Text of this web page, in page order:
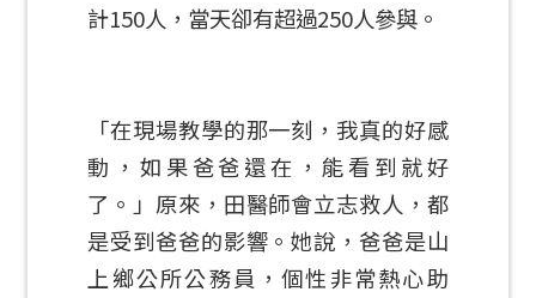
計150人，當天卻有超過250人參與。
「在現場教學的那一刻，我真的好感
動，如果爸爸還在，能看到就好
了。」原來，田醫師會立志救人，都
是受到爸爸的影響。她說，爸爸是山
上鄉公所公務員，個性非常熱心助